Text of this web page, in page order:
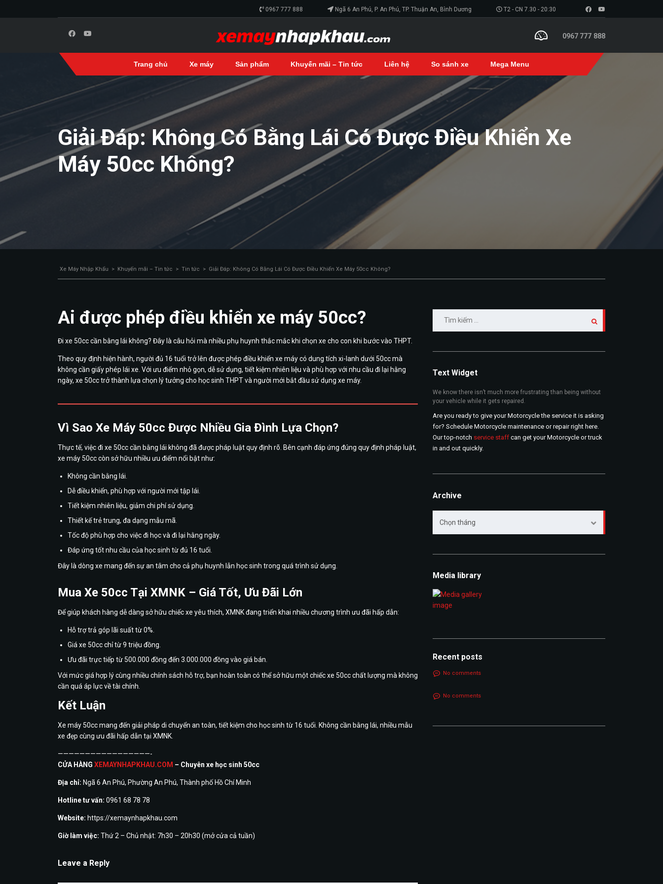
T2 - CN 7.30 - 20:30
Ngã 6 An Phú, P. An Phú, TP. Thuận An, Bình Dương
0967 777 888
0967 777 888
Trang chủ Xe máy Sản phẩm Khuyến mãi – Tin tức Liên hệ So sánh xe Mega Menu
Giải Đáp: Không Có Bằng Lái Có Được Điều Khiển Xe
Máy 50cc Không?
Xe Máy Nhập Khẩu > Khuyến mãi – Tin tức > Tin tức > Giải Đáp: Không Có Bằng Lái Có Được Điều Khiển Xe Máy 50cc Không?
Ai được phép điều khiển xe máy 50cc?
Đi xe 50cc cần bằng lái không? Đây là câu hỏi mà nhiều phụ huynh thắc mắc khi chọn xe cho con khi bước vào THPT.
Theo quy định hiện hành, người đủ 16 tuổi trở lên được phép điều khiển xe máy có dung tích xi-lanh dưới 50cc mà
không cần giấy phép lái xe. Với ưu điểm nhỏ gọn, dễ sử dụng, tiết kiệm nhiên liệu và phù hợp với nhu cầu đi lại hằng
ngày, xe 50cc trở thành lựa chọn lý tưởng cho học sinh THPT và người mới bắt đầu sử dụng xe máy.
Vì Sao Xe Máy 50cc Được Nhiều Gia Đình Lựa Chọn?
Thực tế, việc đi xe 50cc cần bằng lái không đã được pháp luật quy định rõ. Bên cạnh đáp ứng đúng quy định pháp luật,
xe máy 50cc còn sở hữu nhiều ưu điểm nổi bật như:
Không cần bằng lái.
Dễ điều khiển, phù hợp với người mới tập lái.
Tiết kiệm nhiên liệu, giảm chi phí sử dụng.
Thiết kế trẻ trung, đa dạng mẫu mã.
Tốc độ phù hợp cho việc đi học và đi lại hằng ngày.
Đáp ứng tốt nhu cầu của học sinh từ đủ 16 tuổi.
Đây là dòng xe mang đến sự an tâm cho cả phụ huynh lẫn học sinh trong quá trình sử dụng.
Mua Xe 50cc Tại XMNK – Giá Tốt, Ưu Đãi Lớn
Để giúp khách hàng dễ dàng sở hữu chiếc xe yêu thích, XMNK đang triển khai nhiều chương trình ưu đãi hấp dẫn:
Hỗ trợ trả góp lãi suất từ 0%.
Giá xe 50cc chỉ từ 9 triệu đồng.
Ưu đãi trực tiếp từ 500.000 đồng đến 3.000.000 đồng vào giá bán.
Với mức giá hợp lý cùng nhiều chính sách hỗ trợ, bạn hoàn toàn có thể sở hữu một chiếc xe 50cc chất lượng mà không
cần quá áp lực về tài chính.
Kết Luận
Xe máy 50cc mang đến giải pháp di chuyển an toàn, tiết kiệm cho học sinh từ 16 tuổi. Không cần bằng lái, nhiều mẫu
xe đẹp cùng ưu đãi hấp dẫn tại XMNK.
—————————————————-
CỬA HÀNG XEMAYNHAPKHAU.COM – Chuyên xe học sinh 50cc
Địa chỉ: Ngã 6 An Phú, Phường An Phú, Thành phố Hồ Chí Minh
Hotline tư vấn: 0961 68 78 78
Website: https://xemaynhapkhau.com
Giờ làm việc: Thứ 2 – Chủ nhật: 7h30 – 20h30 (mở cửa cả tuần)
Leave a Reply
kiếm
Text Widget
We know there isn’t much more frustrating than being without
your vehicle while it gets repaired.
Are you ready to give your Motorcycle the service it is asking
for? Schedule Motorcycle maintenance or repair right here.
Our top-notch service staff can get your Motorcycle or truck
in and out quickly.
Archive
Chọn tháng
Media library
Recent posts
No comments
No comments